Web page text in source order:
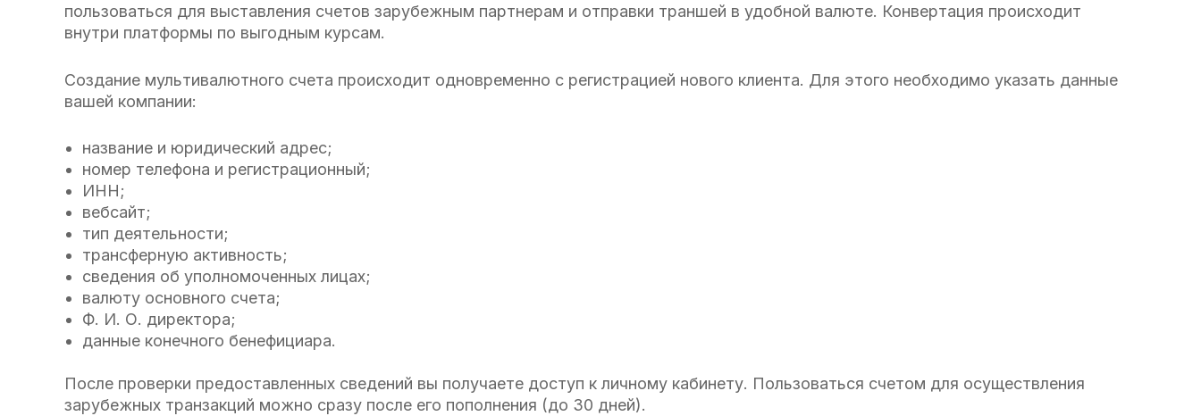
пользоваться для выставления счетов зарубежным партнерам и отправки траншей в удобной валюте. Конвертация происходит
внутри платформы по выгодным курсам.
Создание мультивалютного счета происходит одновременно с регистрацией нового клиента. Для этого необходимо указать данные
вашей компании:
название и юридический адрес;
номер телефона и регистрационный;
ИНН;
вебсайт;
тип деятельности;
трансферную активность;
сведения об уполномоченных лицах;
валюту основного счета;
Ф. И. О. директора;
данные конечного бенефициара.
После проверки предоставленных сведений вы получаете доступ к личному кабинету. Пользоваться счетом для осуществления
зарубежных транзакций можно сразу после его пополнения (до 30 дней).